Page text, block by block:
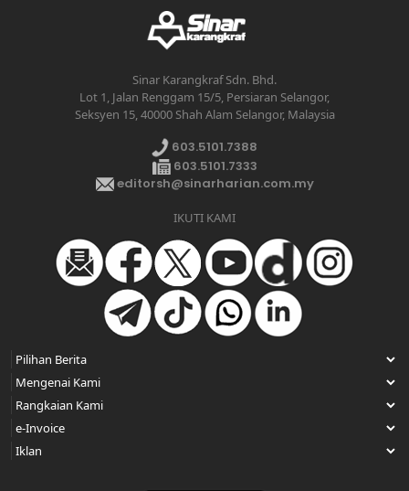
Sinar Karangkraf Sdn. Bhd.
Lot 1, Jalan Renggam 15/5, Persiaran Selangor,
Seksyen 15, 40000 Shah Alam Selangor, Malaysia
603.5101.7388
603.5101.7333
editorsh@sinarharian.com.my
IKUTI KAMI